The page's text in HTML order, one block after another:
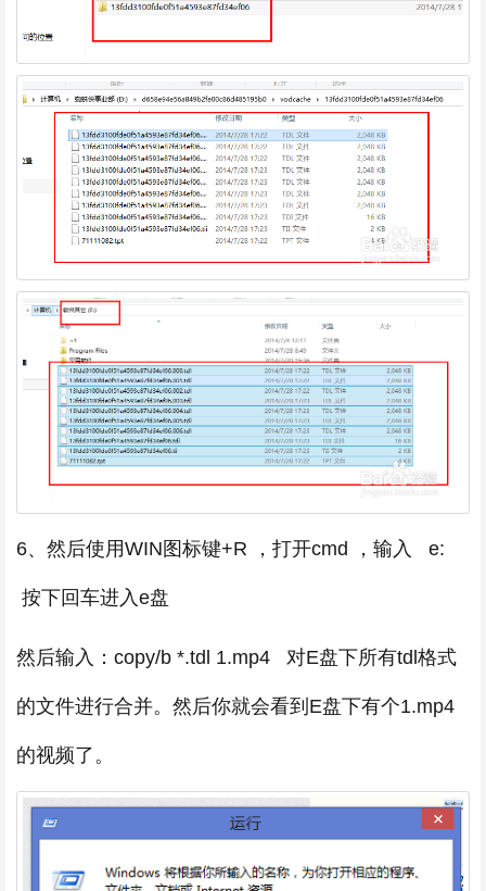
6、然后使用WIN图标键+R ，打开cmd ，输入 e:
按下回车进入e盘
然后输入：copy/b *.tdl 1.mp4 对E盘下所有tdl格式
的文件进行合并。然后你就会看到E盘下有个1.mp4
的视频了。